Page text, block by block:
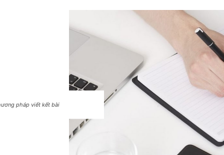
pháp viết kết bài